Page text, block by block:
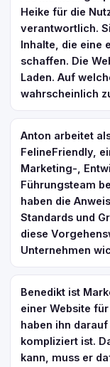
Heike für die
verantwortlich.
Inhalte, die eine
schaffen. Die
Laden. Auf
wahrscheinlich
Anton arbeitet
FelineFriendly,
Marketing-,
Führungsteam
haben die
Standards und
diese
Unternehmen
Benedikt ist
einer Website
haben ihn
kompliziert ist.
kann, muss er